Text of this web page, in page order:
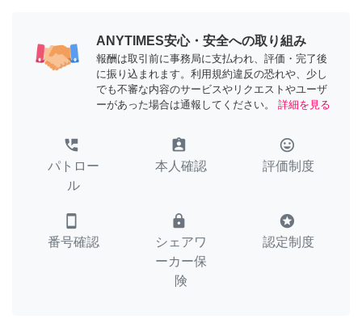
ANYTIMES安心・安全への取り組み
報酬は取引前に事務局に支払われ、評価・完了後
に振り込まれます。利用規約違反の恐れや、少し
でも不審な内容のサービスやリクエストやユーザ
ーがあった場合は通報してください。
詳細を見る
perm_phone_msg
パトロー
ル
assignment_ind
本人確認
tag_faces
評価制度
smartphone
番号確認
lock
シェアワ
ーカー保
険
stars
認定制度